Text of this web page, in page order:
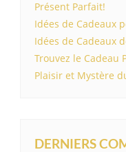
Présent Parfait!
Idées de Cadeaux
Idées de Cadeaux
Trouvez le Cadeau
Plaisir et Mystère
DERNIERS